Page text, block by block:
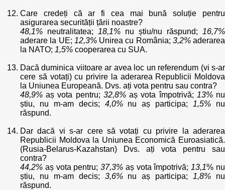
Care credeți că ar fi cea mai bună soluție pentru
asigurarea securității țării noastre?
48,1% neutralitatea; 18,1% nu știu/nu răspund; 16,7%
aderare la UE; 12,3%Unirea cu România; 3,2%aderarea
la NATO; 1,5% cooperarea cu SUA.
Dacă duminica viitoare ar avea loc un referendum (vi s-ar
cere să votați) cu privire la aderarea Republicii Moldova
la Uniunea Europeană. Dvs. ați vota pentru sau contra?
48,9% aș vota pentru; 32,8%aș vota împotrivă; 13%nu
știu, nu m-am decis; 4,0%nu aș participa; 1,5% nu
răspund.
Dar dacă vi s-ar cere să votați cu privire la aderarea
Republicii Moldova la Uniunea Economică Euroasiatică.
(Rusia-Belarus-Kazahstan) Dvs. ați vota pentru sau
contra?
44,2% aș vota pentru;37,3% aș vota împotrivă; 13,1% nu
știu, nu m-am decis; 3,6%nu aș participa; 1,8% nu
răspund.